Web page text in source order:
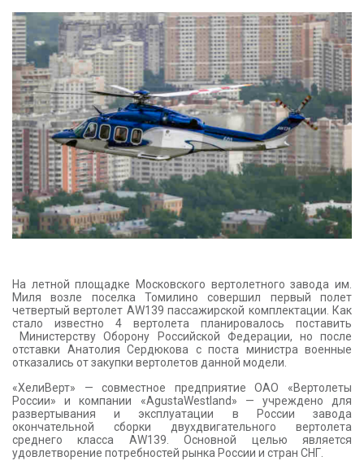
КОНТАКТЫ
На летной площадке Московского вертолетного завода им.
Миля возле поселка Томилино совершил первый полет
четвертый вертолет AW139 пассажирской комплектации. Как
стало известно 4 вертолета планировалось поставить
Министерству Оборону Российской Федерации, но после
отставки Анатолия Сердюкова с поста министра военные
отказались от закупки вертолетов данной модели.
«ХелиВерт» — совместное предприятие ОАО «Вертолеты
России» и компании «AgustaWestland» — учреждено для
развертывания и эксплуатации в России завода
окончательной сборки двухдвигательного вертолета
среднего класса AW139. Основной целью является
удовлетворение потребностей рынка России и стран СНГ.